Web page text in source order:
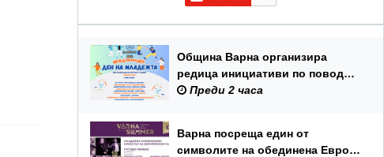
Община Варна организира
редица инициативи по повод
Международния ден на
Преди 2 часа
Варна посреща един от
символите на обединена Европа